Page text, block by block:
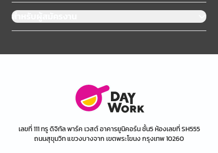
สำหรับผู้สมัครงาน
เลขที่ 111 ทรู ดิจิทัล พาร์ค เวสต์ อาคารยูนิคอร์น ชั้น5 ห้องเลขที่ SH555
ถนนสุขุมวิท แขวงบางจาก เขตพระโขนง กรุงเทพ 10260